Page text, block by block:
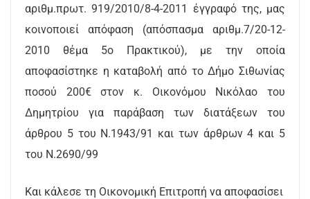
αριθμ.πρωτ. 919/2010/8-4-2011 έγγραφό της, μας
κοινοποιεί απόφαση (απόσπασμα αριθμ.7/20-12-
2010 θέμα 5ο Πρακτικού), με την οποία
αποφασίστηκε η καταβολή από το Δήμο Σιθωνίας
ποσού 200€ στον κ. Οικονόμου Νικόλαο του
Δημητρίου για παράβαση των διατάξεων του
άρθρου 5 του Ν.1943/91 και των άρθρων 4 και 5
του Ν.2690/99
Και κάλεσε τη Οικονομική Επιτροπή να αποφασίσει